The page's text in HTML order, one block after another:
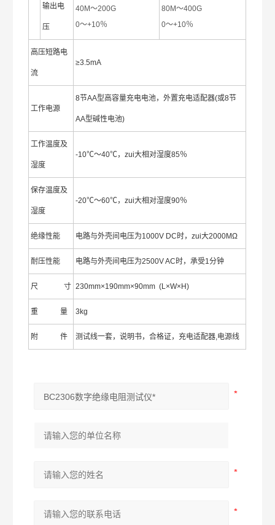
输出电
压
40M～200G
0～+10％
80M～400G
0～+10％
高压短路电
流
≥3.5mA
工作电源
8节AA型高容量充电电池，外置充电适配器(或8节
AA型碱性电池)
工作温度及
湿度
-10℃～40℃，zui大相对湿度85％
保存温度及
湿度
-20℃～60℃，zui大相对湿度90％
绝缘性能 电路与外壳间电压为1000V DC时，zui大2000MΩ
耐压性能 电路与外壳间电压为2500V AC时，承受1分钟
尺 寸 230mm×190mm×90mm (L×W×H)
重 量 3kg
附 件 测试线一套，说明书，合格证，充电适配器,电源线